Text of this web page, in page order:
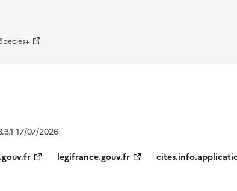
Species+
17/07/2026
legifrance.gouv.fr